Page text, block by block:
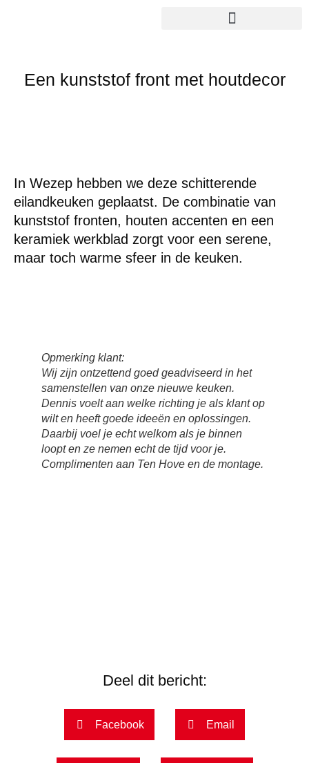
Een kunststof front met houtdecor
In Wezep hebben we deze schitterende
eilandkeuken geplaatst. De combinatie van
kunststof fronten, houten accenten en een
keramiek werkblad zorgt voor een serene,
maar toch warme sfeer in de keuken.
Opmerking klant:
Wij zijn ontzettend goed geadviseerd in het
samenstellen van onze nieuwe keuken.
Dennis voelt aan welke richting je als klant op
wilt en heeft goede ideeën en oplossingen.
Daarbij voel je echt welkom als je binnen
loopt en ze nemen echt de tijd voor je.
Complimenten aan Ten Hove en de montage.
Deel dit bericht:
Facebook Email